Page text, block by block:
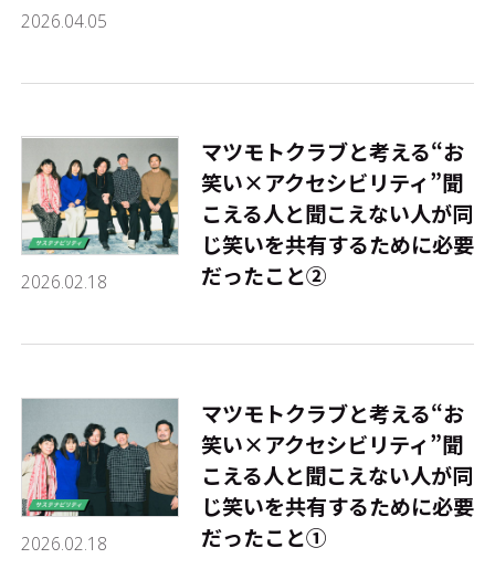
2026.04.05
2026.02.18
マツモトクラブと考える“お
笑い×アクセシビリティ”――聞
こえる人と聞こえない人が同
じ笑いを共有するために必要
だったこと②
2026.02.18
マツモトクラブと考える“お
笑い×アクセシビリティ”――聞
こえる人と聞こえない人が同
じ笑いを共有するために必要
だったこと①